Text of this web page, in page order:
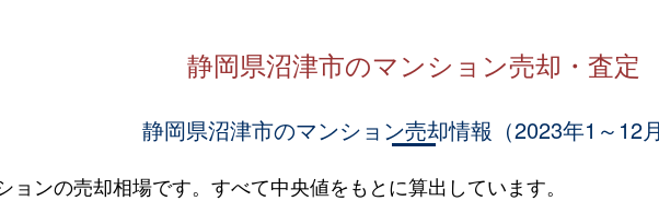
静岡県沼津市のマンション売却・査定
静岡県沼津市のマンション売却情報（2023年1～12月
ョンの売却相場です。すべて中央値をもとに算出しています。